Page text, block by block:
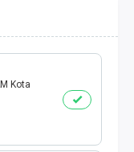
Kota